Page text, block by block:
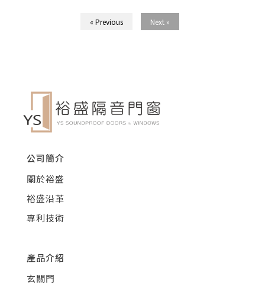
« Previous Next »
公司簡介
關於裕盛
裕盛沿革
專利技術
產品介紹
玄關門